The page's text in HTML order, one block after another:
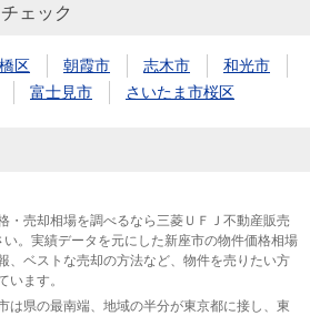
ェック
区 朝霞市 志木市
和光市
富士見市 さいたま市桜区
・売却相場を調べるなら三菱ＵＦＪ不動産販売
。実績データを元にした新座市の物件価格相場
、ベストな売却の方法など、物件を売りたい方
います。
は県の最南端、地域の半分が東京都に接し、東